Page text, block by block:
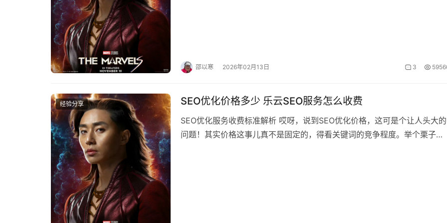
邵以寒 2026年02月13日 3
经验分享 SEO优化价格多少 乐云SEO服务怎么收费
SEO优化服务收费标准解析 哎呀，说到SEO优化价格，这可是个让人头大的
问题！其实价格这事儿真不是固定的，得看关键词的竞争程度。举个栗子，